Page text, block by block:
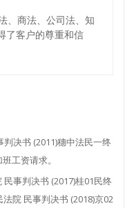
、商法、公司法、知
了客户的尊重和信
决书 (2011)穗中法民一终
工资请求。
事判决书 (2017)桂01民终
院 民事判决书 (2018)京02